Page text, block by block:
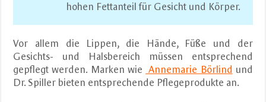
hohen Fettanteil für Gesicht und Körper.
Vor allem die Lippen, die Hände, Füße und der
Gesichts- und Halsbereich müssen entsprechend
gepflegt werden. Marken wie
Annemarie Börlind und
Dr. Spiller bieten entsprechende Pflegeprodukte an.